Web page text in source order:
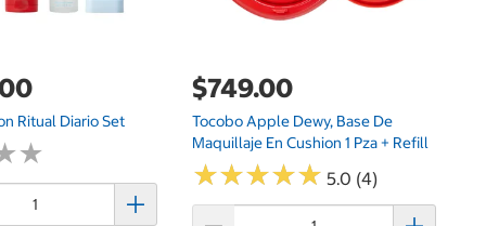
Ritual Diario Set
★
★
$749.00
Tocobo Apple Dewy, Base De
Maquillaje En Cushion 1 Pza + Refill
★★★★★
★★★★★ 5.0 (4)